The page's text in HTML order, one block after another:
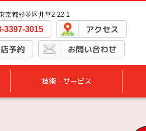
京都杉並区井草2-22-1
3397-3015 アクセス
予約 お問い合わせ
技術・サービス